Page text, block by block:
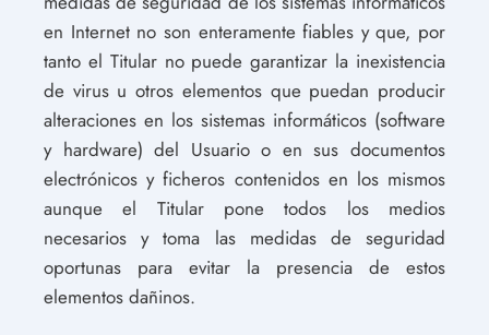
en Internet no son enteramente fiables y que, por
tanto el Titular no puede garantizar la inexistencia
de virus u otros elementos que puedan producir
alteraciones en los sistemas informáticos (software
y hardware) del Usuario o en sus documentos
electrónicos y ficheros contenidos en los mismos
aunque el Titular pone todos los medios
necesarios y toma las medidas de seguridad
oportunas para evitar la presencia de estos
elementos dañinos.